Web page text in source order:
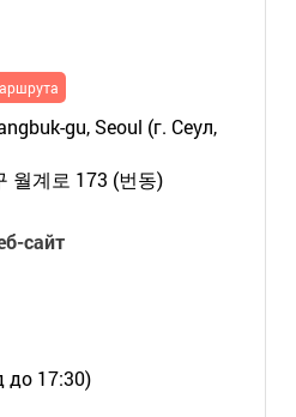
gu, Seoul (г. Сеул,
월계로 173 (번동)
сайт
до 17:30)